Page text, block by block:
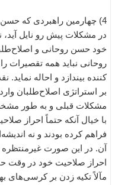
4) چهارمین راهبردی که
در مشکلات پیش رو نایل
خود حسن روحانی و
روحانی نباید همه
کننده بیندازد و احاله
بر استراتژی اصلاح‌طلبان
با خیال آنکه حتماً احراز
فراهم کرده بودند و نه
آن. در این صورت غیرمنتظره
احراز صلاحیت خود در وقت
مآلاً تکیه زدن بر کرسی‌های